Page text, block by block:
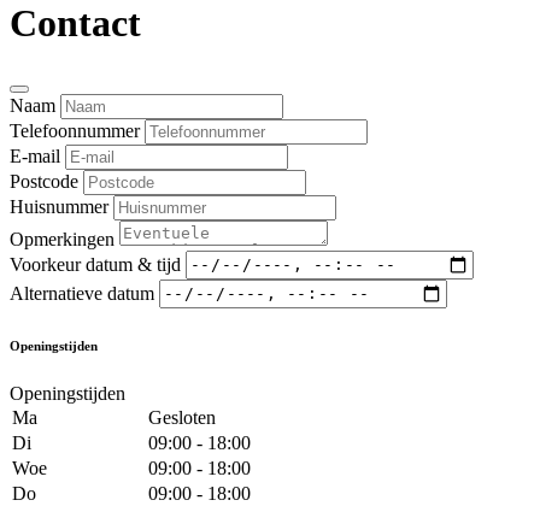
Contact
Naam
Telefoonnummer
E-mail
Postcode
Huisnummer
Opmerkingen
Voorkeur datum & tijd
Alternatieve datum
Openingstijden
Openingstijden
Ma
Gesloten
Di
09:00 - 18:00
Woe
09:00 - 18:00
Do
09:00 - 18:00